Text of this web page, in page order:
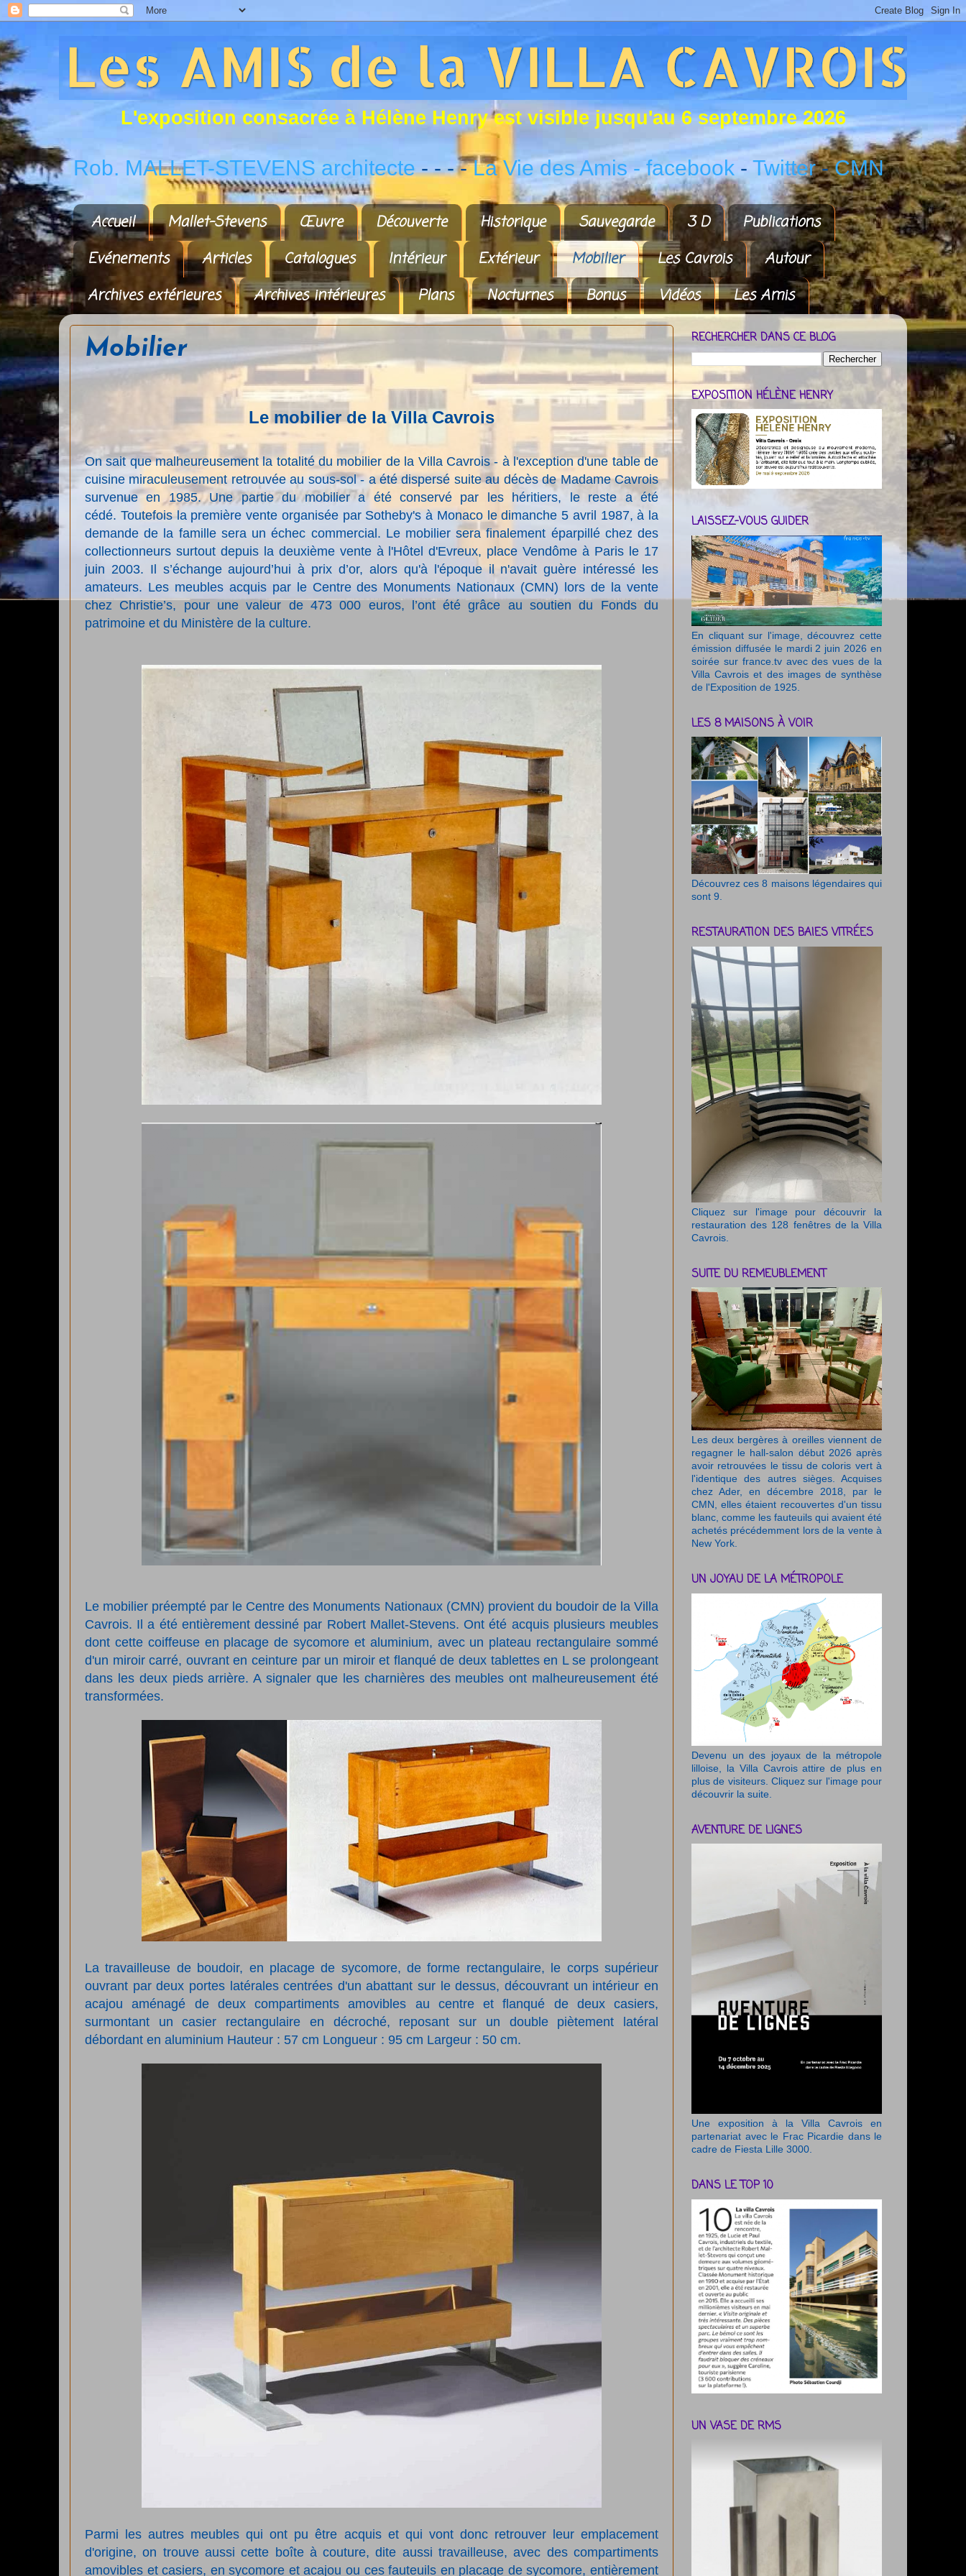
L'exposition consacrée à Hé ène Henry est visi b e jusqu'au 6 septembre 2026
Rob. MALLET-STEVENS architecte- - - -La Vie des Amis- facebook - Twitter -CMN
Accueil Mallet-Stevens Œuvre Découverte Historique Sauvegarde 3 D
Publications
Evénements
Articles Catalogues Intérieur Extérieur Mobilier Les Cavrois
Autour
Archives extérieures
Archives intérieures Plans Nocturnes Bonus Vidéos Les Amis
Mobilier
Le mobilier de la Villa Cavrois
On sait que malheureusement la totalité du mobilier de la Villa Cavrois - à l'exception d'une table de
cuisine miraculeusement retrouvée au sous-sol - a été dispersé suite au décès de Madame Cavrois
survenue en 1985.Une partie du mobilier a été conservé par les héritiers, le reste a été
cédé. Toutefois la première vente organisée par Sotheby's à Monaco le dimanche 5 avril 1987, à la
demande de la famille sera un échec commercial. Le mobilier sera finalement éparpillé chez des
collectionneurs surtout depuis la deuxième vente à l'Hôtel d'Evreux, place Vendôme à Paris le 17
juin 2003. Il s’échange aujourd’hui à prix d’or, alors qu'à l'époque il n'avait guère intéressé les
amateurs. Les meubles acquis par le Centre des Monuments Nationaux (CMN) lors de la vente
chez Christie’s, pour une valeur de 473 000 euros, l’ont été grâce au soutien du Fonds du
patrimoine et du Ministère de la culture.
Le mobilier préempté par le Centre des Monuments Nationaux (CMN) provient du boudoir de la Villa
Cavrois. Il a été entièrement dessiné par Robert Mallet-Stevens. Ont été acquis plusieurs meubles
dont cette coiffeuse en placage de sycomore et aluminium, avec un plateau rectangulaire sommé
d'un miroir carré, ouvrant en ceinture par un miroir et flanqué de deux tablettes en L se prolongeant
dans les deux pieds arrière. A signaler que les charnières des meubles ont malheureusement été
transformées.
La travailleuse de boudoir, en placage de sycomore, de forme rectangulaire, le corps supérieur
ouvrant par deux portes latérales centrées d'un abattant sur le dessus, découvrant un intérieur en
acajou aménagé de deux compartiments amovibles au centre et flanqué de deux casiers,
surmontant un casier rectangulaire en décroché, reposant sur un double piètement latéral
débordant en aluminium Hauteur : 57 cm Longueur : 95 cm Largeur : 50 cm.
Parmi les autres meubles qui ont pu être acquis et qui vont donc retrouver leur emplacement
d'origine, on trouve aussi cette boîte à couture, dite aussi travailleuse,avec des compartiments
amovibles et casiers, en sycomore et acajou ou ces fauteuils en placage de sycomore, entièrement
RECHERCHER DANS CE BLOG
EXPOSITION HÉLÈNE HENRY
LAISSEZ-VOUS GUIDER
En cliquant sur l'image, découvrez cette
émission diffusée le mardi 2 juin 2026 en
soirée sur france.tv avec des vues de la
Villa Cavrois et des images de synthèse
de l'Exposition de 1925.
LES 8 MAISONS À VOIR
Découvrez ces 8 maisons légendaires qui
sont 9.
RESTAURATION DES BAIES VITRÉES
Cliquez sur l'image pour découvrir la
restauration des 128 fenêtres de la Villa
Cavrois.
SUITE DU REMEUBLEMENT
Les deux bergères à oreilles viennent de
regagner le hall-salon début 2026 après
avoir retrouvées le tissu de coloris vert à
l'identique des autres sièges. Acquises
chez Ader, en décembre 2018, par le
CMN, elles étaient recouvertes d'un tissu
blanc, comme les fauteuils qui avaient été
achetés précédemment lors de la vente à
New York.
UN JOYAU DE LA MÉTROPOLE
Devenu un des joyaux de la métropole
lilloise, la Villa Cavrois attire de plus en
plus de visiteurs. Cliquez sur l'image pour
découvrir la suite.
AVENTURE DE LIGNES
Une exposition à la Villa Cavrois en
partenariat avec le Frac Picardie dans le
cadre de Fiesta Lille 3000.
DANS LE TOP 10
UN VASE DE RMS